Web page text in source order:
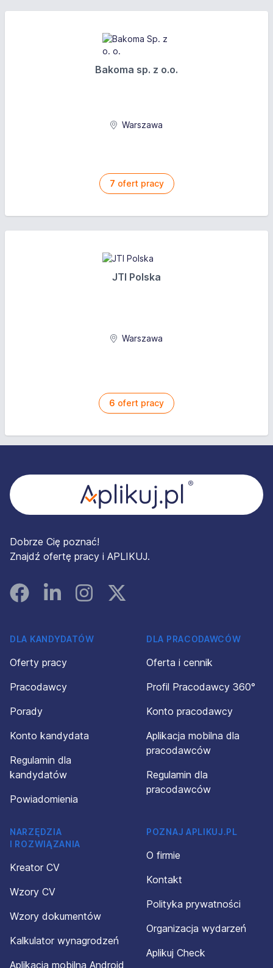
Bakoma sp. z o.o.
Warszawa
7 ofert pracy
JTI Polska
Warszawa
6 ofert pracy
Dobrze Cię poznać!
Znajdź ofertę pracy i APLIKUJ.
FacebookLinked InInstagramInstagram
DLA KANDYDATÓW
Oferty pracy
Pracodawcy
Porady
Konto kandydata
Regulamin dla
kandydatów
Powiadomienia
DLA PRACODAWCÓW
Oferta i cennik
Profil Pracodawcy 360°
Konto pracodawcy
Aplikacja mobilna dla
pracodawców
Regulamin dla
pracodawców
NARZĘDZIA
I ROZWIĄZANIA
Kreator CV
Wzory CV
Wzory dokumentów
Kalkulator wynagrodzeń
Aplikacja mobilna Android
POZNAJ APLIKUJ.PL
O firmie
Kontakt
Polityka prywatności
Organizacja wydarzeń
Aplikuj Check